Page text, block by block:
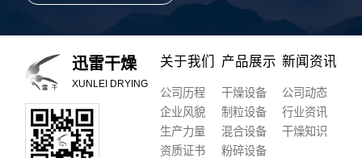
迅雷干燥
XUNLEI DRYING
关于我们
公司历程
企业风貌
生产力量
资质证书
产品展示
干燥设备
制粒设备
混合设备
粉碎设备
新闻资讯
公司动态
行业资讯
干燥知识